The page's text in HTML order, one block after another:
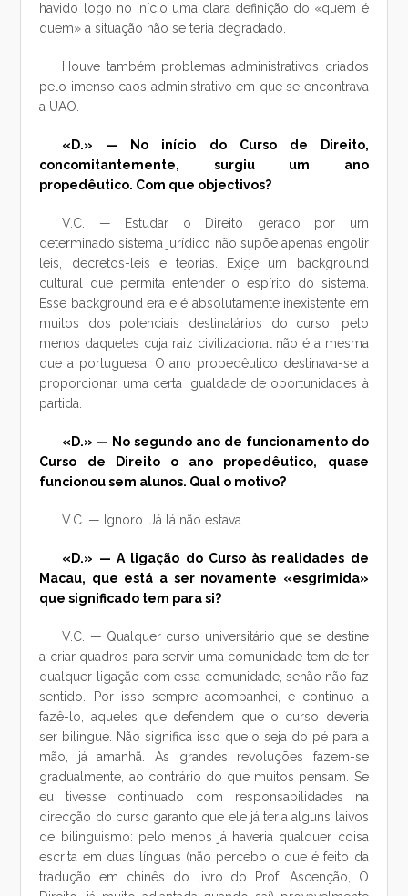
havido logo no início uma clara definição do «quem é
quem» a situação não se teria degradado.
Houve também problemas administrativos criados
pelo imenso caos administrativo em que se encontrava
a UAO.
«D.» — No início do Curso de Direito,
concomitantemente, surgiu um ano
propedêutico. Com que objectivos?
V.C. — Estudar o Direito gerado por um
determinado sistema jurídico não supõe apenas engolir
leis, decretos-leis e teorias. Exige um background
cultural que permita entender o espírito do sistema.
Esse background era e é absolutamente inexistente em
muitos dos potenciais destinatários do curso, pelo
menos daqueles cuja raiz civilizacional não é a mesma
que a portuguesa. O ano propedêutico destinava-se a
proporcionar uma certa igualdade de oportunidades à
partida.
«D.» — No segundo ano de funcionamento do
Curso de Direito o ano propedêutico, quase
funcionou sem alunos. Qual o motivo?
V.C. — Ignoro. Já lá não estava.
«D.» — A ligação do Curso às realidades de
Macau, que está a ser novamente «esgrimida»
que significado tem para si?
V.C. — Qualquer curso universitário que se destine
a criar quadros para servir uma comunidade tem de ter
qualquer ligação com essa comunidade, senão não faz
sentido. Por isso sempre acompanhei, e continuo a
fazê-lo, aqueles que defendem que o curso deveria
ser bilingue. Não significa isso que o seja do pé para a
mão, já amanhã. As grandes revoluções fazem-se
gradualmente, ao contrário do que muitos pensam. Se
eu tivesse continuado com responsabilidades na
direcção do curso garanto que ele já teria alguns laivos
de bilinguismo: pelo menos já haveria qualquer coisa
escrita em duas línguas (não percebo o que é feito da
tradução em chinês do livro do Prof. Ascenção, O